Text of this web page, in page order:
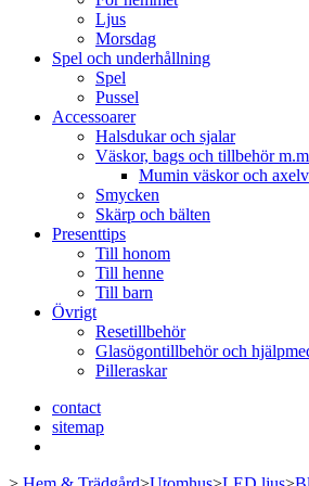
Ljus
Morsdag
Spel och underhållning
Spel
Pussel
Accessoarer
Halsdukar och sjalar
Väskor, bags och tillbehör
Mumin väskor och
Smycken
Skärp och bälten
Presenttips
Till honom
Till henne
Till barn
Övrigt
Resetillbehör
Glasögontillbehör och
Pilleraskar
contact
sitemap